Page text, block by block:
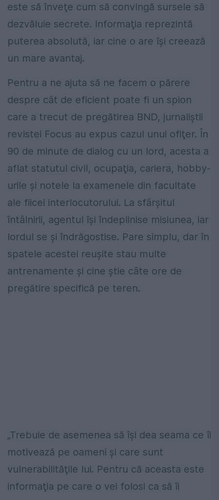
este să înveţe cum să convingă sursele să
dezvăluie secrete. Informaţia reprezintă
puterea absolută, iar cine o are îşi creează
un mare avantaj.
Pentru a ne ajuta să ne facem o părere
despre cât de eficient poate fi un spion
care a trecut de pregătirea BND, jurnaliştii
revistei Focus au expus cazul unui ofiţer. În
90 de minute de dialog cu un lord, acesta a
aflat statutul civil, ocupaţia, cariera, hobby-
urile şi notele la examenele din facultate
ale fiicei interlocutorului. La sfârşitul
întâlnirii, agentul îşi îndeplinise misiunea, iar
lordul se şi îndrăgostise. Pare simplu, dar în
spatele acestei reuşite stau multe
antrenamente şi cine ştie câte ore de
pregătire specifică pe teren.
„Trebuie de asemenea să îşi dea seama ce îi
motivează pe oameni şi care sunt
vulnerabilităţile lui. Pentru că aceasta este
informaţia pe care o vei folosi ca să îi